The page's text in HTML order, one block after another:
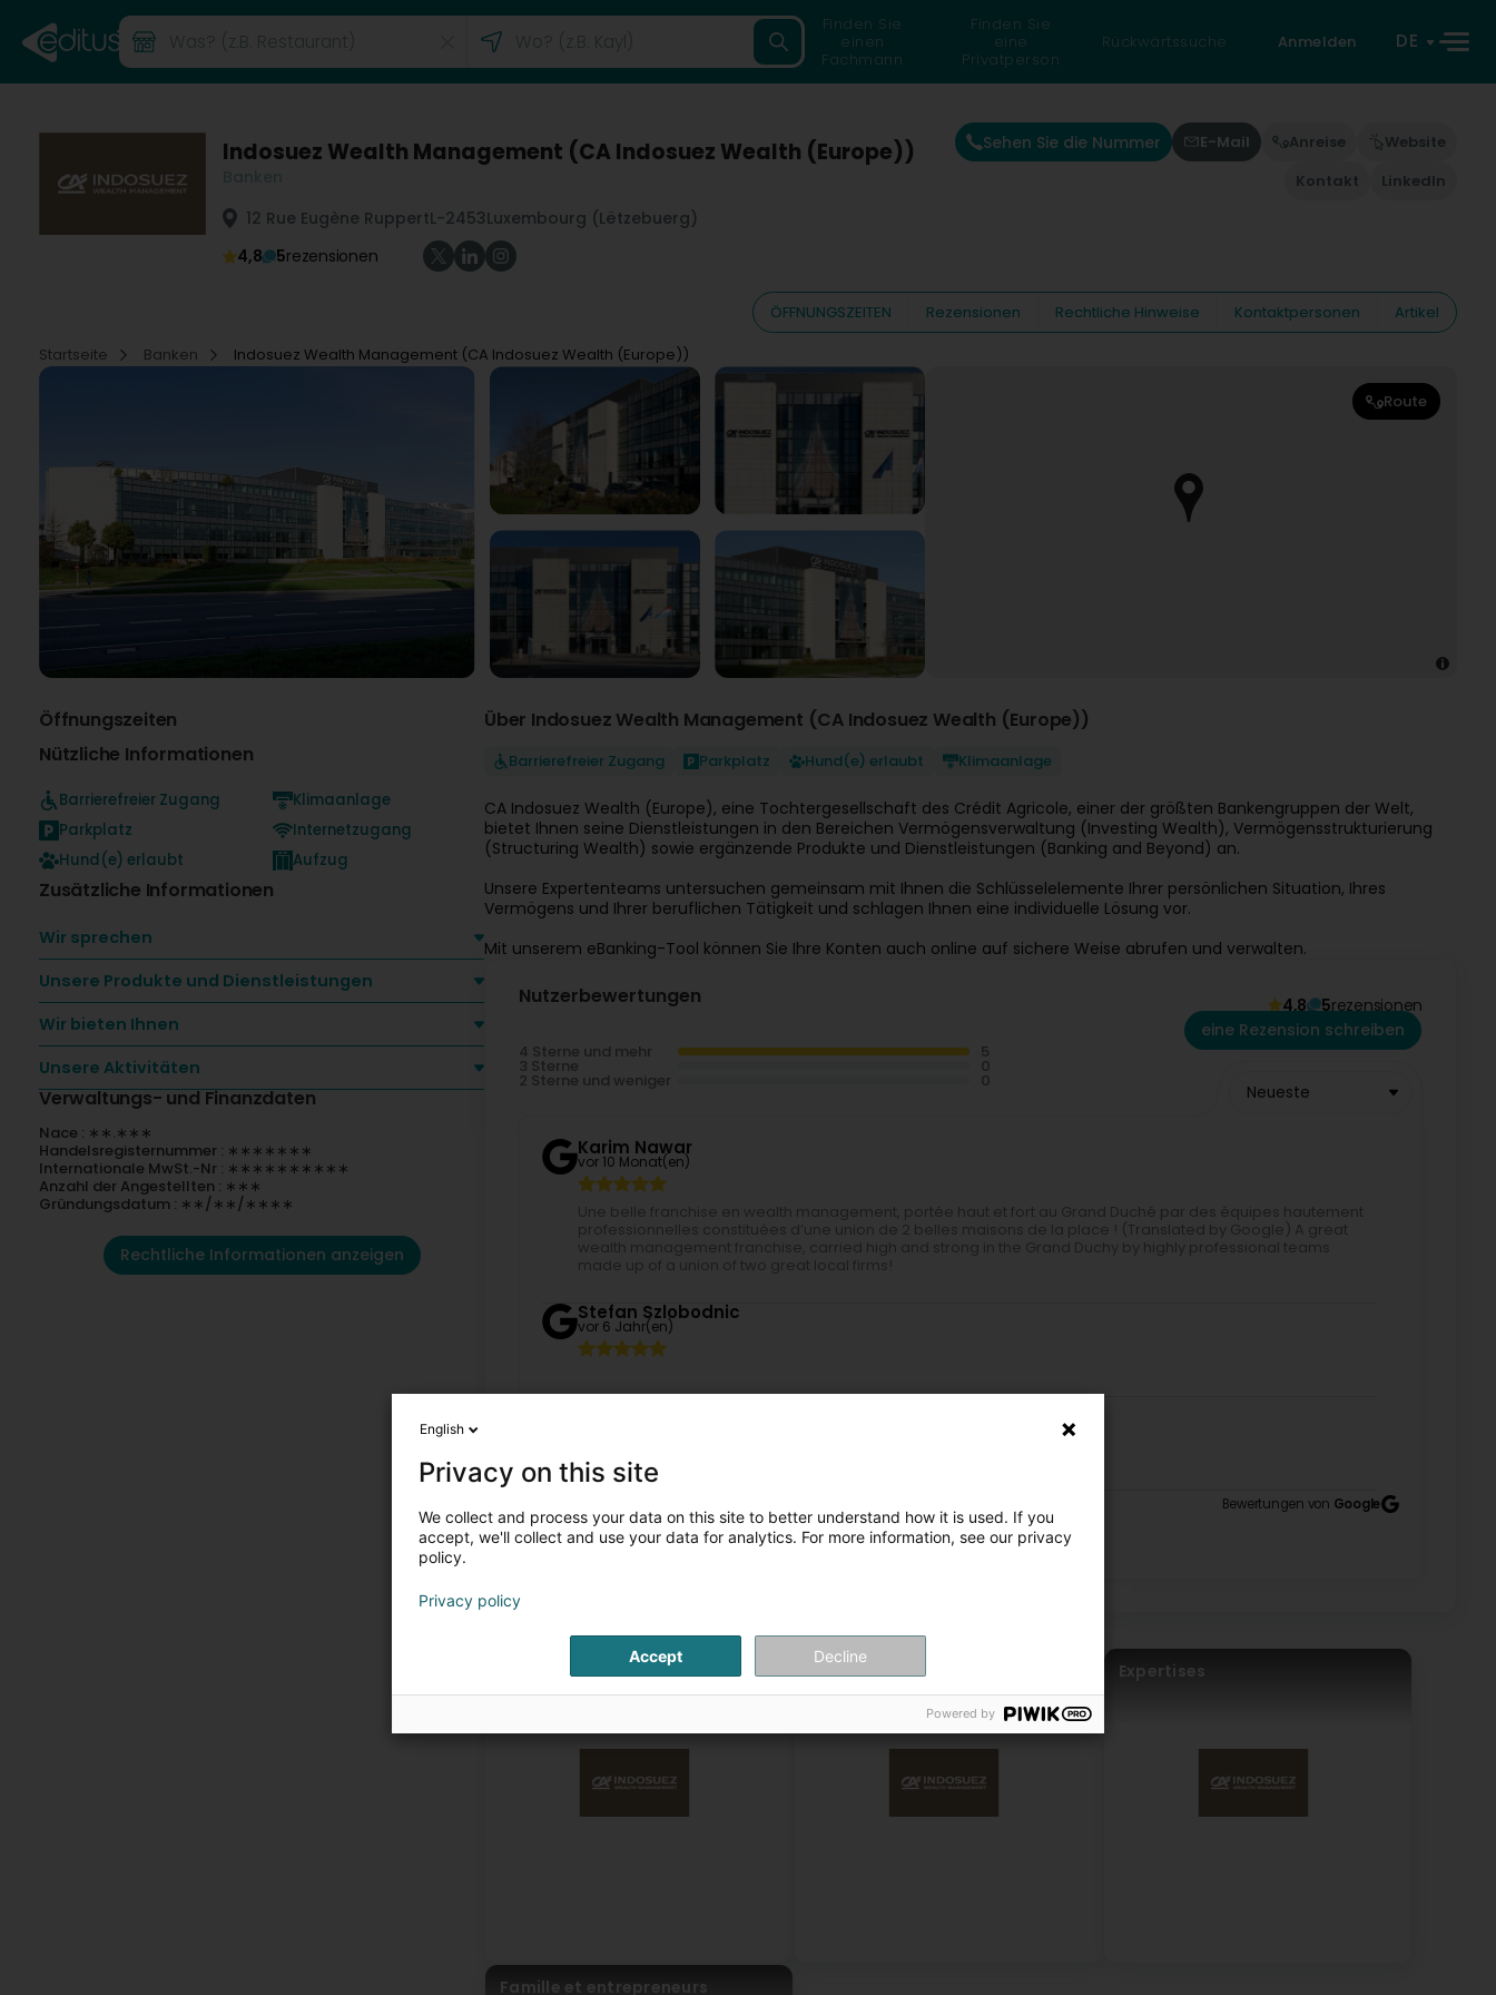
Finden Sie
einen
Fachmann
Finden Sie
eine
Privatperson
Rückwärtssuche Anmelden DE
Indosuez Wealth Management (CA Indosuez Wealth (Europe))
12 Rue Eugène RuppertL-2453Luxembourg (Lëtzebuerg)
4,8
5rezensionen
Sehen Sie die Nummer E-Mail Anreise
Website
Kontakt
LinkedIn
ÖFFNUNGSZEITEN Rezensionen Rechtliche Hinweise Kontaktpersonen
Artikel
Startseite
Banken Indosuez Wealth Management (CA Indosuez Wealth (Europe))
Route
Öffnungszeiten
Nützliche Informationen
Barrierefreier Zugang
Parkplatz
Hund(e) erlaubt
Klimaanlage
Internetzugang
Aufzug
Zusätzliche Informationen
Wir sprechen
Unsere Produkte und Dienstleistungen
Wir bieten Ihnen
Unsere Aktivitäten
Verwaltungs- und Finanzdaten
Nace : ∗∗.∗∗∗
Handelsregisternummer : ∗∗∗∗∗∗∗
Internationale MwSt.-Nr : ∗∗∗∗∗∗∗∗∗∗
Anzahl der Angestellten : ∗∗∗
Gründungsdatum : ∗∗/∗∗/∗∗∗∗
Rechtliche Informationen anzeigen
Über Indosuez Wealth Management (CA Indosuez Wealth (Europe))
Barrierefreier Zugang Parkplatz Hund(e) erlaubt Klimaanlage
CA Indosuez Wealth (Europe), eine Tochtergesellschaft des Crédit Agricole, einer der größten Bankengruppen der Welt,
bietet Ihnen seine Dienstleistungen in den Bereichen Vermögensverwaltung (Investing Wealth), Vermögensstrukturierung
(Structuring Wealth) sowie ergänzende Produkte und Dienstleistungen (Banking and Beyond) an.
Unsere Expertenteams untersuchen gemeinsam mit Ihnen die Schlüsselelemente Ihrer persönlichen Situation, Ihres
Vermögens und Ihrer beruflichen Tätigkeit und schlagen Ihnen eine individuelle Lösung vor.
Mit unserem eBanking-Tool können Sie Ihre Konten auch online auf sichere Weise abrufen und verwalten.
Nutzerbewertungen 4,8 5rezensionen
4 Sterne und mehr
3 Sterne
2 Sterne und weniger
eine Rezension schreiben
Neueste
Karim Nawar
vor 10 Monat(en)
Une belle franchise en wealth management, portée haut et fort au Grand Duché par des équipes hautement
professionnelles constituées d’une union de 2 belles maisons de la place ! (Translated by Google) A great
wealth management franchise, carried high and strong in the Grand Duchy by highly professional teams
made up of a union of two great local firms!
Stefan Szlobodnic
vor 6 Jahr(en)
vor 10 Jahr(en) Bewertungen von Google
Actualités Notre engagement sociétal Expertises
Famille et entrepreneurs
English
Privacy on this site
We collect and process your data on this site to better understand how it is used. If you
accept, we'll collect and use your data for analytics. For more information, see our privacy
policy.
Privacy policy
Accept Decline
Powered by